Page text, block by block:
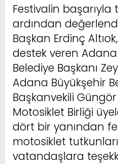
Festivalin
ardından
Başkan Erdinç
destek veren
Belediye Başkanı
Adana Büyükşehir
Başkanvekili
Motosiklet Birliği
dört bir yanından
motosiklet
vatandaşlara